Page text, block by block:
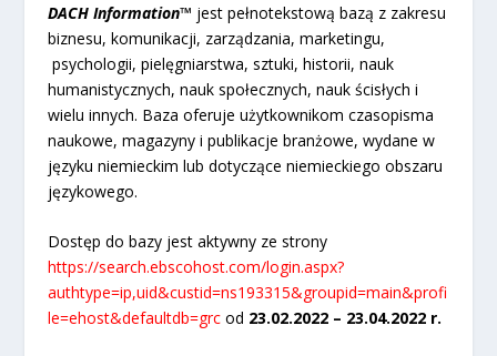
DACH Information™ jest pełnotekstową bazą z zakresu
biznesu, komunikacji, zarządzania, marketingu,
psychologii, pielęgniarstwa, sztuki, historii, nauk
humanistycznych, nauk społecznych, nauk ścisłych i
wielu innych. Baza oferuje użytkownikom czasopisma
naukowe, magazyny i publikacje branżowe, wydane w
języku niemieckim lub dotyczące niemieckiego obszaru
językowego.
Dostęp do bazy jest aktywny ze strony
https://search.ebscohost.com/login.aspx?
authtype=ip,uid&custid=ns193315&groupid=main&profi
le=ehost&defaultdb=grcod 23.02.2022 – 23.04.2022 r.